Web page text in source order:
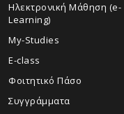
Ηλεκτρονική Μάθηση (e-
Learning)
My-Studies
E-class
Φοιτητικό Πάσο
Συγγράμματα